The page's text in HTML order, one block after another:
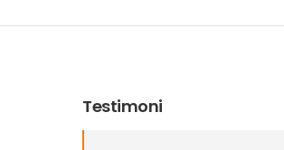
Testimoni